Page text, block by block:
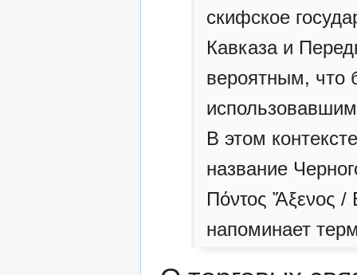
скифское
Кавказа и
вероятным, что
В этом
название
Πόντος Ἄξενος /
напоминает